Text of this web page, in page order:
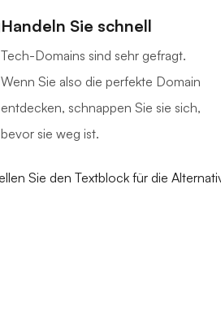
Handeln Sie schnell
Tech-Domains sind sehr gefragt.
Wenn Sie also die perfekte Domain
entdecken, schnappen Sie sie sich,
bevor sie weg ist.